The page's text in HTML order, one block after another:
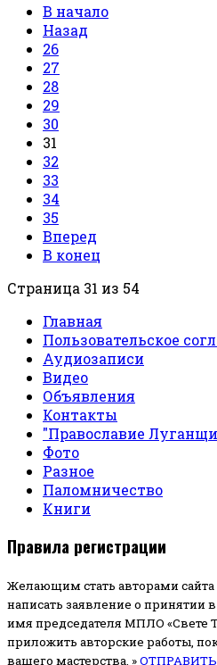
В начало
Назад
26
27
28
29
30
31
32
33
34
35
Вперед
В конец
Страница 31 из 54
Главная
Пользовательское
Аудиозаписи
Видео
Объявления
Контакты
"Православие
Фото
Разное
Паломничество
Книги
Правила регистрации
Желающим стать авторами сайта
написать заявление о принятии
имя председателя МПЛО «Свете
приложить авторские работы,
вашего мастерства. »